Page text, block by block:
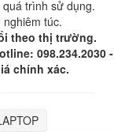
trình sử dụng.
túc.
theo thị trường.
098.234.2030 -
chính xác.